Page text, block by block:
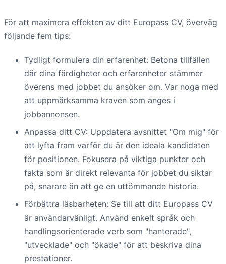
För att maximera effekten av ditt Europass CV, överväg
följande fem tips:
Tydligt formulera din erfarenhet: Betona tillfällen
där dina färdigheter och erfarenheter stämmer
överens med jobbet du ansöker om. Var noga med
att uppmärksamma kraven som anges i
jobbannonsen.
Anpassa ditt CV: Uppdatera avsnittet "Om mig" för
att lyfta fram varför du är den ideala kandidaten
för positionen. Fokusera på viktiga punkter och
fakta som är direkt relevanta för jobbet du siktar
på, snarare än att ge en uttömmande historia.
Förbättra läsbarheten: Se till att ditt Europass CV
är användarvänligt. Använd enkelt språk och
handlingsorienterade verb som "hanterade",
"utvecklade" och "ökade" för att beskriva dina
prestationer.